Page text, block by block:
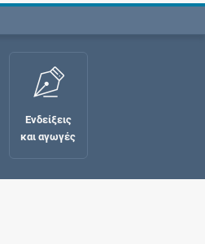
Ενδείξεις
και αγωγές